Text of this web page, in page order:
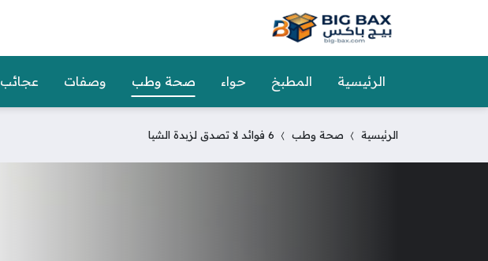
الرئيسية المطبخ حواء صحة وطب وصفات عجائب
الرئيسية صحة وطب 6 فوائد لا تصدق لزبدة الشيا